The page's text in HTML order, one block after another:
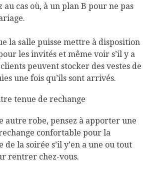
au cas où, à un plan B pour ne pas
la salle puisse mettre à disposition
les invités et même voir s’il y a
peuvent stocker des vestes de
une fois qu’ils sont arrivés.
tenue de rechange
autre robe, pensez à apporter une
confortable pour la
la soirée s’il y’en a une ou tout
rentrer chez-vous.